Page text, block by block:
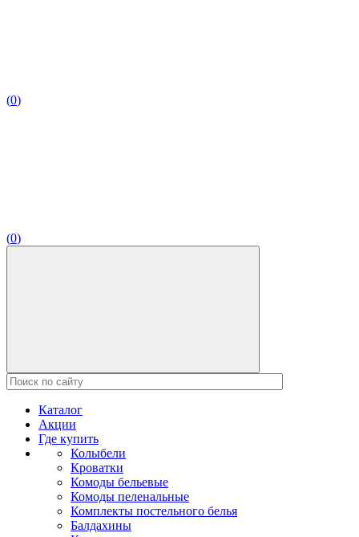
(0)
(0)
Каталог
Акции
Где купить
Колыбели
Кроватки
Комоды бельевые
Комоды пеленальные
Комплекты постельного белья
Балдахины